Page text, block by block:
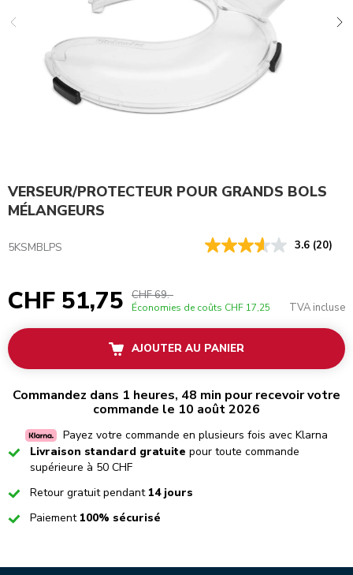
VERSEUR/PROTECTEUR POUR GRANDS BOLS
MÉLANGEURS
5KSMBLPS 3.6 (20)
CHF 51,75 CHF 69.-
Économies de coûts CHF 17,25 TVA incluse
AJOUTER AU PANIER
Commandez dans 1 heures, 48 min pour recevoir votre
commande le 10 août 2026
Payez votre commande en plusieurs fois avec Klarna
CheckedLivraison standard gratuite pour toute commande
supérieure à 50 CHF
CheckedRetour gratuit pendant 14 jours
CheckedPaiement 100% sécurisé